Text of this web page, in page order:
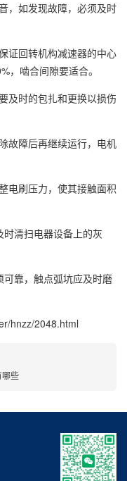
，如发现故障，必须及时
证回转机构减速器的中心
，啮合间隙要适合。
及时的包扎和更换以损伤
故障后再继续运行，电机
电刷压力，使其接触面积
清扫电器设备上的灰
靠，触点弧坑应及时磨
hnzz/2048.html
哪些